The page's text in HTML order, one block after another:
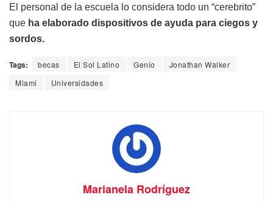
El personal de la escuela lo considera todo un “cerebrito”
que ha elaborado dispositivos de ayuda para ciegos y
sordos.
Tags: becas El Sol Latino Genio
Jonathan Walker
Miami
Universidades
Marianela Rodríguez